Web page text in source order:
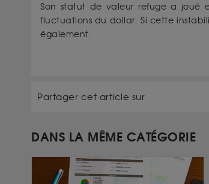
Son statut de valeur refuge a joué
fluctuations du dollar. Si cette
également.
Partager cet article sur
DANS LA MÊME CATÉGORIE